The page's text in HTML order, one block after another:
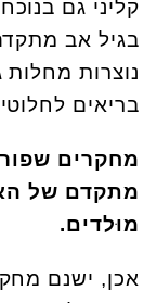
קליני גם
בגיל אב
נוצרות מחלות
בריאים
מחקרים
מתקדם של
מוּלדים.
אכן, ישנם